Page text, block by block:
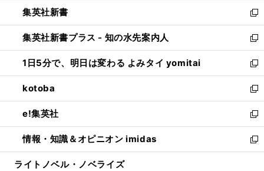
く
で
開
く
ィ
ン
ド
ウ
で
開
く
し
い
ウ
ィ
ン
ド
ウ
で
開
く
集英社新書
新
し
い
ウ
ィ
ン
ド
ウ
で
開
く
集英社新書プラス - 知の水先案内人
新
し
い
ウ
ィ
ン
ド
ウ
で
開
1日5分で、明日は変わる よみタイ yomitai
新
し
い
ウ
ィ
ン
ド
ウ
kotoba
新
し
い
ウ
ィ
ン
e!集英社
新
し
い
ウ
情報・知識＆オピニオン imidas
新
し
ライトノベル・ノベライズ